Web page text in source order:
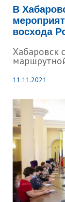
В
восхода
Хабаровск
11.11.2021